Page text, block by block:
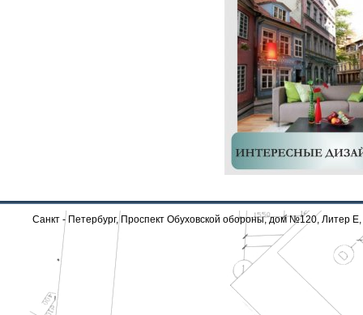
Санкт - Петербург, Проспект Обуховской обороны, дом №120, Литер